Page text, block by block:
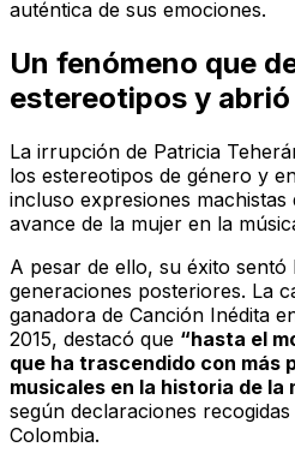
auténtica de sus emociones.
Un fenómeno que
estereotipos y
La irrupción de Patricia
los estereotipos de género y
incluso expresiones
avance de la mujer en la
A pesar de ello, su éxito sentó
generaciones posteriores. La
ganadora de Canción Inédita
2015, destacó que “hasta el
que ha trascendido con más
musicales en la historia de la
según declaraciones
Colombia.